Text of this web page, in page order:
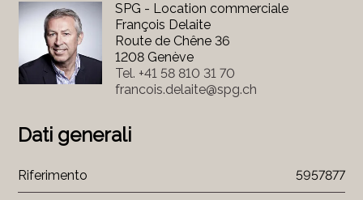
SPG - Location commerciale
François Delaite
Route de Chêne 36
1208 Genève
Tel. +41 58 810 31 70
francois.delaite@spg.ch
Dati generali
Riferimento 5957877